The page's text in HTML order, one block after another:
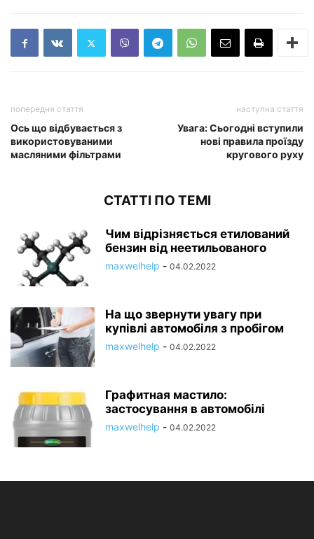
попередня стаття
Ось що відбувається з
використовуваними
масляними фільтрами
наступна стаття
Увага: Сьогодні вступили
нові правила проїзду
кругового руху
СТАТТІ ПО ТЕМІ
Чим відрізняється етилований
бензин від неетильованого
maxwelhelp - 04.02.2022
На що звернути увагу при
купівлі автомобіля з пробігом
maxwelhelp - 04.02.2022
Графитная мастило:
застосування в автомобілі
maxwelhelp - 04.02.2022